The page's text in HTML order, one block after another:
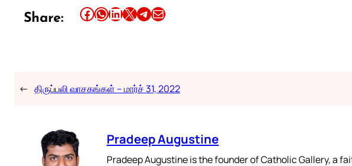
Share: Share this article on Facebook Share this article on WhatsApp Share this article on LinkedIn Share this article on X Share this article on TelegramEmail this Article
← திருப்பலி வாசகங்கள் – மார்ச் 31, 2022
Pradeep Augustine
Pradeep Augustine is the founder of Catholic Gallery, a